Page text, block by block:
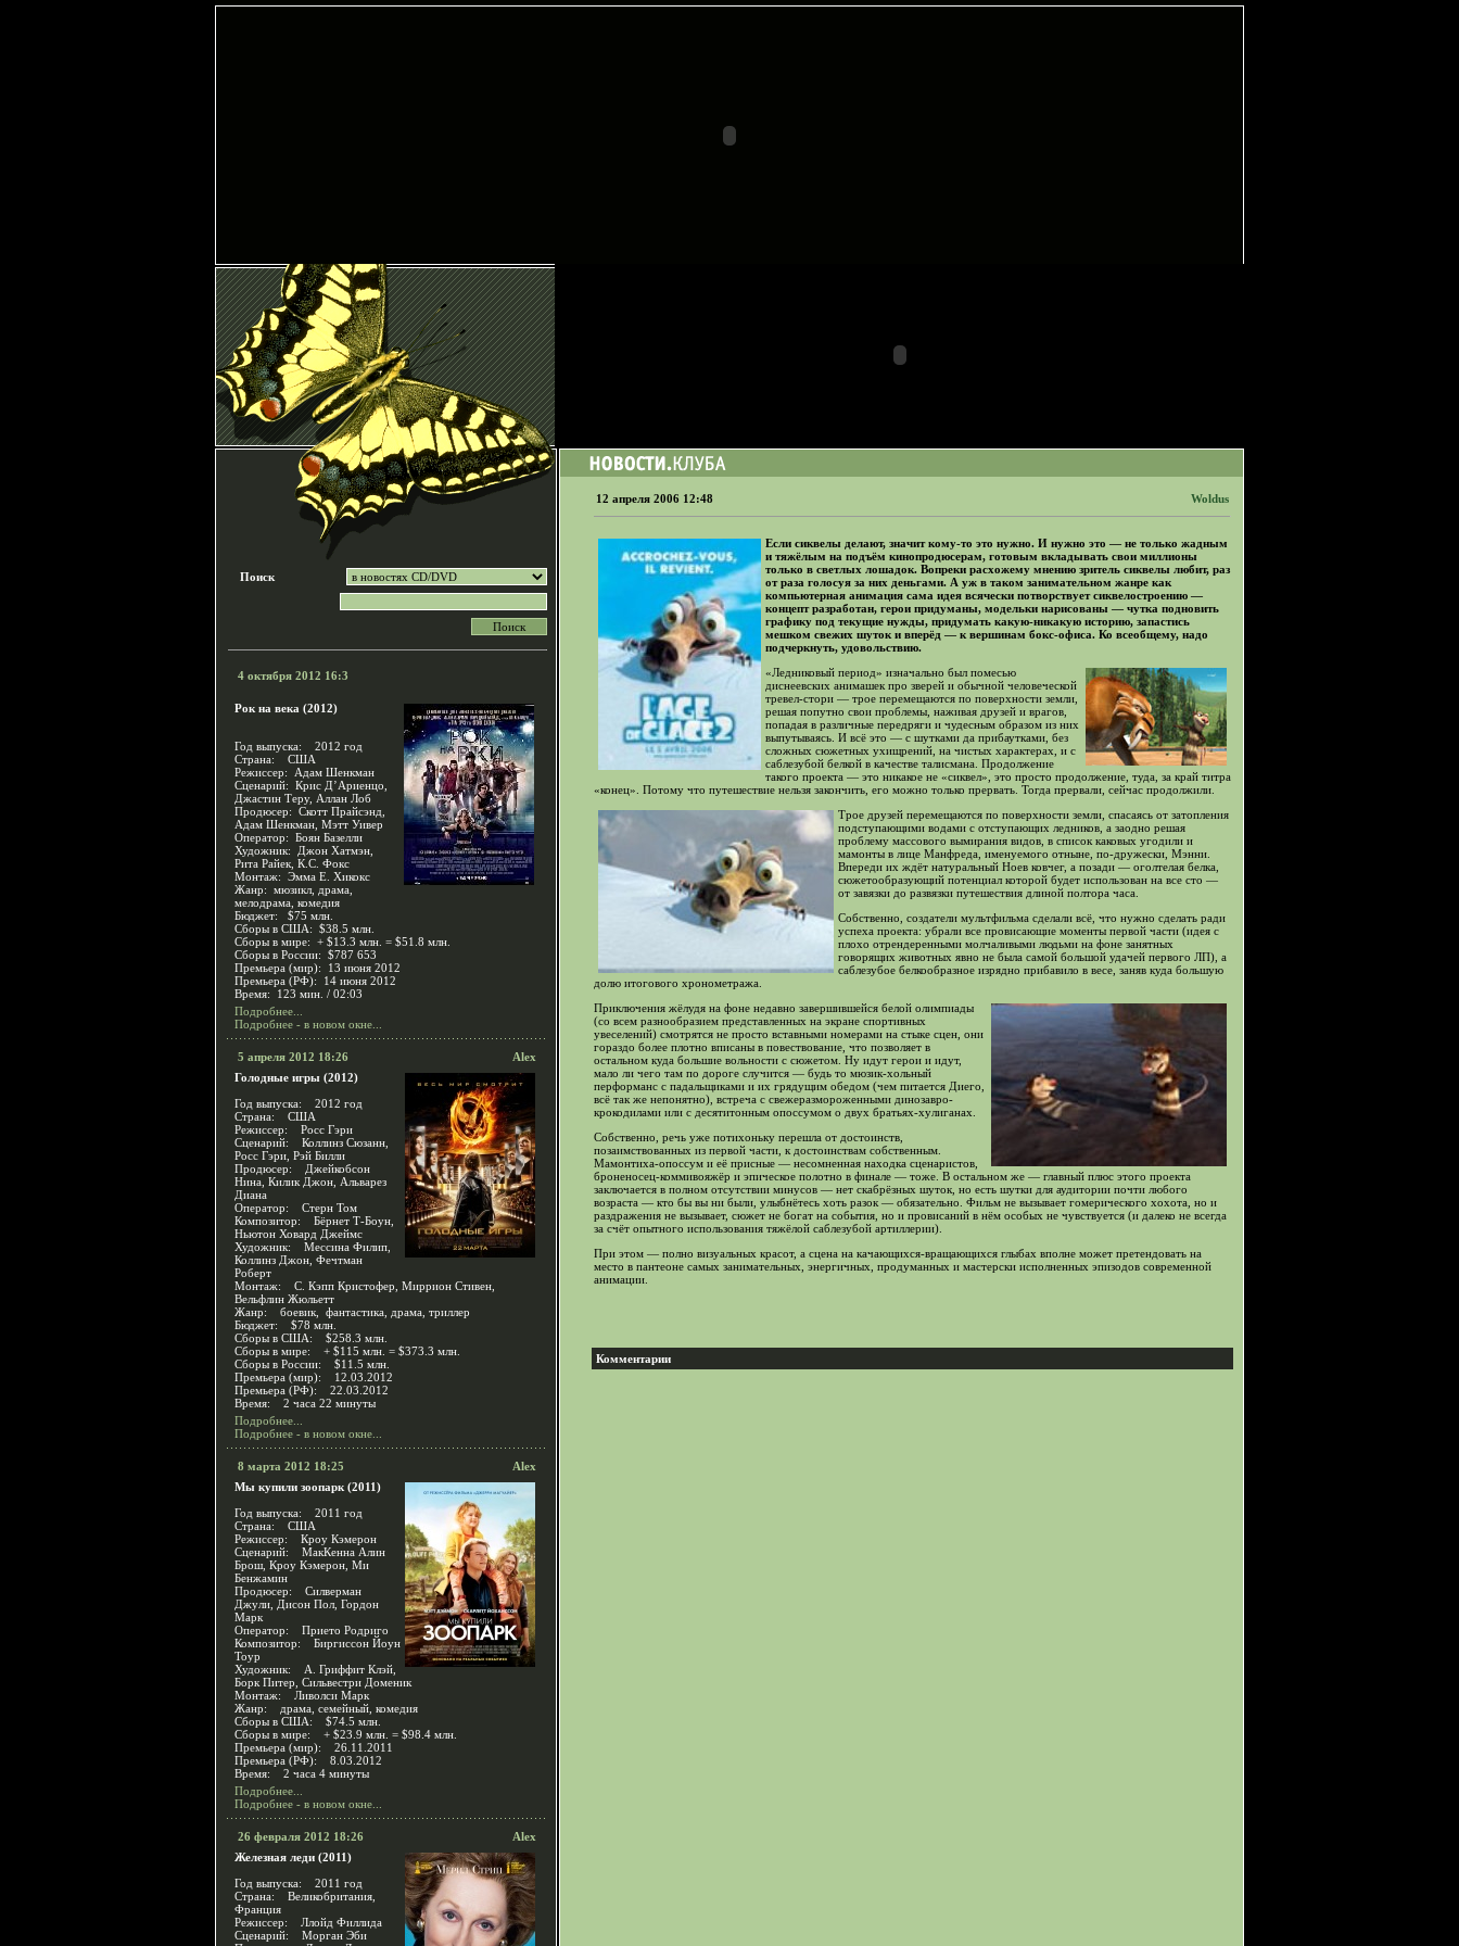
Поиск
4 октября 2012 16:3
Рок на века (2012)
Год выпуска: 2012 год
Страна: США
Режиссер: Адам Шенкман
Сценарий: Крис Д’Ариенцо,
Джастин Теру, Аллан Лоб
Продюсер: Скотт Прайсэнд,
Адам Шенкман, Мэтт Уивер
Оператор: Боян Базелли
Художник: Джон Хатмэн,
Рита Райек, К.С. Фокс
Монтаж: Эмма Е. Хикокс
Жанр: мюзикл, драма,
мелодрама, комедия
Бюджет: $75 млн.
Сборы в США: $38.5 млн.
Сборы в мире: + $13.3 млн. = $51.8 млн.
Сборы в России: $787 653
Премьера (мир): 13 июня 2012
Премьера (РФ): 14 июня 2012
Время: 123 мин. / 02:03
Подробнее...
Подробнее - в новом окне...
5 апреля 2012 18:26
Alex
Голодные игры (2012)
Год выпуска: 2012 год
Страна: США
Режиссер: Росс Гэри
Сценарий: Коллинз Сюзанн,
Росс Гэри, Рэй Билли
Продюсер: Джейкобсон
Нина, Килик Джон, Альварез
Диана
Оператор: Стерн Том
Композитор: Бёрнет Т-Боун,
Ньютон Ховард Джеймс
Художник: Мессина Филип,
Коллинз Джон, Фечтман
Роберт
Монтаж: С. Кэпп Кристофер, Миррион Стивен,
Вельфлин Жюльетт
Жанр: боевик, фантастика, драма, триллер
Бюджет: $78 млн.
Сборы в США: $258.3 млн.
Сборы в мире: + $115 млн. = $373.3 млн.
Сборы в России: $11.5 млн.
Премьера (мир): 12.03.2012
Премьера (РФ): 22.03.2012
Время: 2 часа 22 минуты
Подробнее...
Подробнее - в новом окне...
8 марта 2012 18:25
Alex
Мы купили зоопарк (2011)
Год выпуска: 2011 год
Страна: США
Режиссер: Кроу Кэмерон
Сценарий: МакКенна Алин
Брош, Кроу Кэмерон, Ми
Бенжамин
Продюсер: Силверман
Джули, Дисон Пол, Гордон
Марк
Оператор: Прието Родриго
Композитор: Биргиссон Йоун
Тоур
Художник: А. Гриффит Клэй,
Борк Питер, Сильвестри Доменик
Монтаж: Ливолси Марк
Жанр: драма, семейный, комедия
Сборы в США: $74.5 млн.
Сборы в мире: + $23.9 млн. = $98.4 млн.
Премьера (мир): 26.11.2011
Премьера (РФ): 8.03.2012
Время: 2 часа 4 минуты
Подробнее...
Подробнее - в новом окне...
26 февраля 2012 18:26
Alex
Железная леди (2011)
Год выпуска: 2011 год
Страна: Великобритания,
Франция
Режиссер: Ллойд Филлида
Сценарий: Морган Эби
12 апреля 2006 12:48 Woldus
Если сиквелы делают, значит кому-то это нужно. И нужно это — не только жадным
и тяжёлым на подъём кинопродюсерам, готовым вкладывать свои миллионы
только в светлых лошадок. Вопреки расхожему мнению зритель сиквелы любит, раз
от раза голосуя за них деньгами. А уж в таком занимательном жанре как
компьютерная анимация сама идея всячески потворствует сиквелостроению —
концепт разработан, герои придуманы, модельки нарисованы — чутка подновить
графику под текущие нужды, придумать какую-никакую историю, запастись
мешком свежих шуток и вперёд — к вершинам бокс-офиса. Ко всеобщему, надо
подчеркнуть, удовольствию.
«Ледниковый период» изначально был помесью
диснеевских анимашек про зверей и обычной человеческой
тревел-стори — трое перемещаются по поверхности земли,
решая попутно свои проблемы, наживая друзей и врагов,
попадая в различные передряги и чудесным образом из них
выпутываясь. И всё это — с шутками да прибаутками, без
сложных сюжетных ухищрений, на чистых характерах, и с
саблезубой белкой в качестве талисмана. Продолжение
такого проекта — это никакое не «сиквел», это просто продолжение, туда, за край титра
«конец». Потому что путешествие нельзя закончить, его можно только прервать. Тогда прервали, сейчас продолжили.
Трое друзей перемещаются по поверхности земли, спасаясь от затопления
подступающими водами с отступающих ледников, а заодно решая
проблему массового вымирания видов, в список каковых угодили и
мамонты в лице Манфреда, именуемого отныне, по-дружески, Мэнни.
Впереди их ждёт натуральный Ноев ковчег, а позади — оголтелая белка,
сюжетообразующий потенциал которой будет использован на все сто —
от завязки до развязки путешествия длиной полтора часа.
Собственно, создатели мультфильма сделали всё, что нужно сделать ради
успеха проекта: убрали все провисающие моменты первой части (идея с
плохо отрендеренными молчаливыми людьми на фоне занятных
говорящих животных явно не была самой большой удачей первого ЛП), а
саблезубое белкообразное изрядно прибавило в весе, заняв куда большую
долю итогового хронометража.
Приключения жёлудя на фоне недавно завершившейся белой олимпиады
(со всем разнообразием представленных на экране спортивных
увеселений) смотрятся не просто вставными номерами на стыке сцен, они
гораздо более плотно вписаны в повествование, что позволяет в
остальном куда большие вольности с сюжетом. Ну идут герои и идут,
мало ли чего там по дороге случится — будь то мюзик-хольный
перформанс с падальщиками и их грядущим обедом (чем питается Диего,
всё так же непонятно), встреча с свежеразмороженными динозавро-
крокодилами или с десятитонным опоссумом о двух братьях-хулиганах.
Собственно, речь уже потихоньку перешла от достоинств,
позаимствованных из первой части, к достоинствам собственным.
Мамонтиха-опоссум и её присные — несомненная находка сценаристов,
броненосец-коммивояжёр и эпическое полотно в финале — тоже. В остальном же — главный плюс этого проекта
заключается в полном отсутствии минусов — нет скабрёзных шуток, но есть шутки для аудитории почти любого
возраста — кто бы вы ни были, улыбнётесь хоть разок — обязательно. Фильм не вызывает гомерического хохота, но и
раздражения не вызывает, сюжет не богат на события, но и провисаний в нём особых не чувствуется (и далеко не всегда
за счёт опытного использования тяжёлой саблезубой артиллерии).
При этом — полно визуальных красот, а сцена на качающихся-вращающихся глыбах вполне может претендовать на
место в пантеоне самых занимательных, энергичных, продуманных и мастерски исполненных эпизодов современной
анимации.
Комментарии